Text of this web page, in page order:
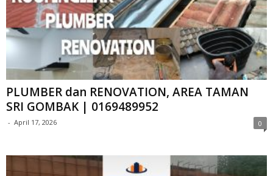
PLUMBER dan RENOVATION, AREA TAMAN
SRI GOMBAK | 0169489952
- April 17, 2026 0